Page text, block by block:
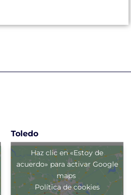
Toledo
Haz clic en «Estoy de
acuerdo» para activar Google
maps
Política de cookies